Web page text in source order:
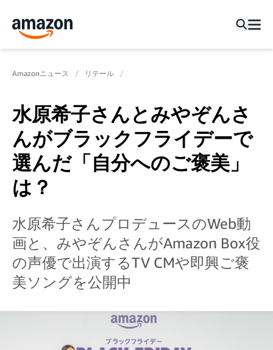
Amazonニュース リテール
水原希子さんとみやぞんさ
んがブラックフライデーで
選んだ「自分へのご褒美」
は？
水原希子さんプロデュースのWeb動
画と、みやぞんさんがAmazon Box役
の声優で出演するTV CMや即興ご褒
美ソングを公開中